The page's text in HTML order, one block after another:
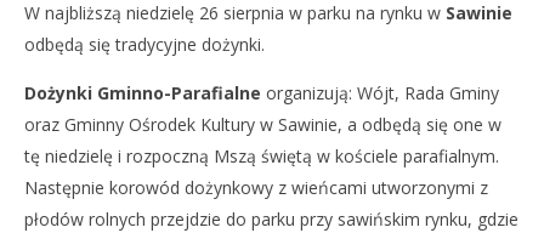
W najbliższą niedzielę 26 sierpnia w parku na rynku w Sawinie
odbędą się tradycyjne dożynki.
Dożynki Gminno-Parafialne organizują: Wójt, Rada Gminy
oraz Gminny Ośrodek Kultury w Sawinie, a odbędą się one w
tę niedzielę i rozpoczną Mszą świętą w kościele parafialnym.
Następnie korowód dożynkowy z wieńcami utworzonymi z
płodów rolnych przejdzie do parku przy sawińskim rynku, gdzie